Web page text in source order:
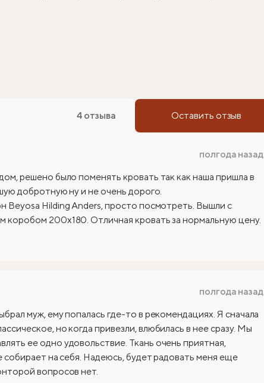
4 отзыва Оставить отзыв
полгода назад
решено было поменять кровать так как наша пришла в
добротную ну и не очень дорого.
Beyosa Hilding Anders, просто посмотреть. Вышли с
коробом 200х180. Отличная кровать за нормальную цену.
полгода назад
муж, ему попалась где-то в рекомендациях. Я сначала
но когда привезли, влюбилась в нее сразу. Мы
ее одно удовольствие. Ткань очень приятная,
собирает на себя. Надеюсь, будет радовать меня еще
вопросов нет.